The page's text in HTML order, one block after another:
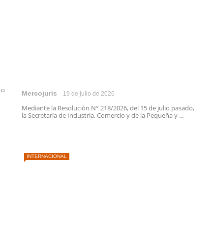
Mercojuris 19 de julio de 2026
Mediante la Resolución N° 218/2026, del 15 de julio pasado,
la Secretaría de Industria, Comercio y de la Pequeña y ...
INTERNACIONAL